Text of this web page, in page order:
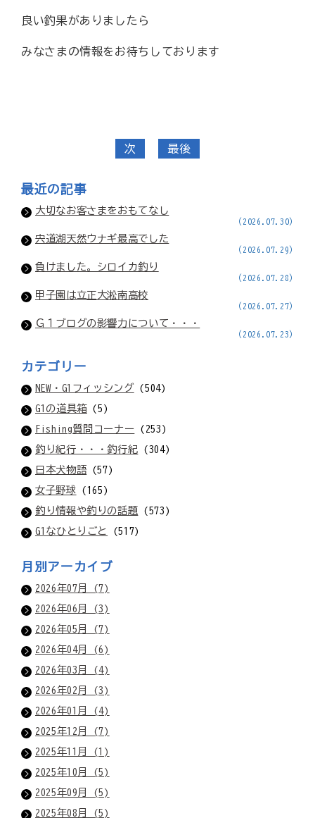
良い釣果がありましたら
みなさまの情報をお待ちしております
次 最後
最近の記事
大切なお客さまをおもてなし
(2026.07.30)
宍道湖天然ウナギ最高でした
(2026.07.29)
負けました。シロイカ釣り
(2026.07.28)
甲子園は立正大淞南高校
(2026.07.27)
Ｇ１ブログの影響力について・・・
(2026.07.23)
カテゴリー
NEW・G1フィッシング(504)
G1の道具箱(5)
Fishing質問コーナー (253)
釣り紀行・・・釣行紀 (304)
日本犬物語(57)
女子野球 (165)
釣り情報や釣りの話題 (573)
G1なひとりごと
(517)
月別アーカイブ
2026年07月 (7)
2026年06月 (3)
2026年05月 (7)
2026年04月 (6)
2026年03月 (4)
2026年02月 (3)
2026年01月 (4)
2025年12月 (7)
2025年11月 (1)
2025年10月 (5)
2025年09月 (5)
2025年08月 (5)